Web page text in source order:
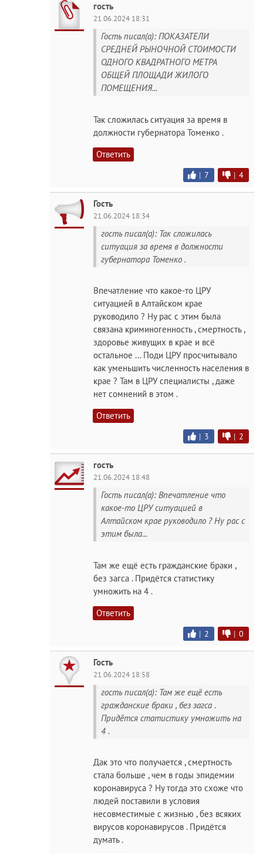
гость
21.06.2024 18:31
Гость писал(а): ПОКАЗАТЕЛИ
СРЕДНЕЙ РЫНОЧНОЙ СТОИМОСТИ
ОДНОГО КВАДРАТНОГО МЕТРА
ОБЩЕЙ ПЛОЩАДИ ЖИЛОГО
ПОМЕЩЕНИЯ...
Так сложилась ситуация за время в
должности губернатора Томенко .
Ответить
| 7 | 4
Гость
21.06.2024 18:34
гость писал(а): Так сложилась
ситуация за время в должности
губернатора Томенко .
Впечатление что какое-то ЦРУ
ситуацией в Алтайском крае
руководило ? Ну рас с этим была
связана криминогенность , смертность ,
здоровье живущих в крае и всё
остальное ... Поди ЦРУ просчитывало
как уменьшить численность населения в
крае ? Там в ЦРУ специалисты , даже
нет сомнений в этом .
Ответить
| 3 | 2
гость
21.06.2024 18:48
Гость писал(а): Впечатление что
какое-то ЦРУ ситуацией в
Алтайском крае руководило ? Ну рас с
этим была...
Там же ещё есть гражданские браки ,
без загса . Придётся статистику
умножить на 4 .
Ответить
| 2 | 0
Гость
21.06.2024 18:58
гость писал(а): Там же ещё есть
гражданские браки , без загса .
Придётся статистику умножить на
4 .
Дак это что получается , смертность
стала больше , чем в годы эпидемии
коронавируса ? Ну тогда это схоже что
людей поставили в условия
несовместимые с жизнью , без всяких
вирусов коронавирусов . Придётся
думать .